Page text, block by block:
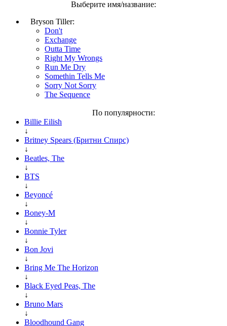
Выберите имя/название:
Bryson Tiller:
Don't
Exchange
Outta Time
Right My Wrongs
Run Me Dry
Somethin Tells Me
Sorry Not Sorry
The Sequence
По популярности:
Billie Eilish
↓
Britney Spears (Бритни Спирс)
↓
Beatles, The
↓
BTS
↓
Beyoncé
↓
Boney-M
↓
Bonnie Tyler
↓
Bon Jovi
↓
Bring Me The Horizon
↓
Black Eyed Peas, The
↓
Bruno Mars
↓
Bloodhound Gang